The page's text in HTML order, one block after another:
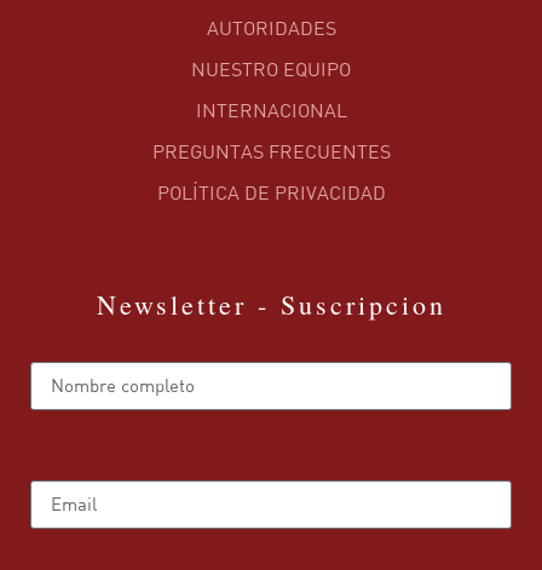
AUTORIDADES
NUESTRO EQUIPO
INTERNACIONAL
PREGUNTAS FRECUENTES
POLÍTICA DE PRIVACIDAD
Newsletter - Suscripcion